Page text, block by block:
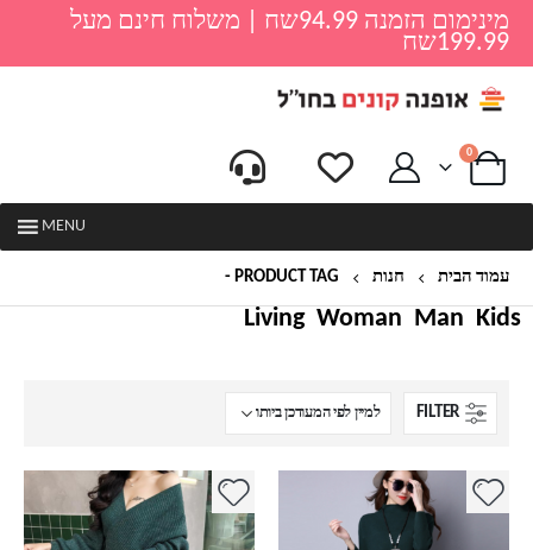
מינימום הזמנה 94.99שח | משלוח חינם מעל
199.99שח
0
MENU
עמוד הבית חנות PRODUCT TAG -
Kids
Man
Woman
Living
FILTER
למוצר
למוצר
יש